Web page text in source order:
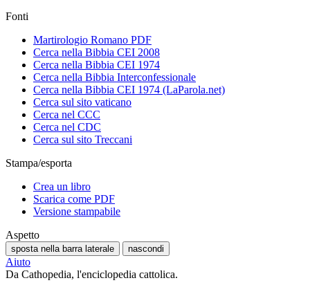
Fonti
Martirologio Romano PDF
Cerca nella Bibbia CEI 2008
Cerca nella Bibbia CEI 1974
Cerca nella Bibbia Interconfessionale
Cerca nella Bibbia CEI 1974 (LaParola.net)
Cerca sul sito vaticano
Cerca nel CCC
Cerca nel CDC
Cerca sul sito Treccani
Stampa/esporta
Crea un libro
Scarica come PDF
Versione stampabile
Aspetto
sposta nella barra laterale nascondi
Aiuto
Da Cathopedia, l'enciclopedia cattolica.